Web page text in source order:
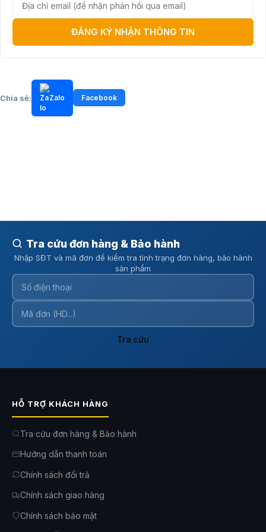
ĐĂNG KÝ NHẬN THÔNG TIN
Chia sẻ: Zalo Facebook
động sâu
Xung điện EMS trên
có tần số 1000Hz, tăng khả
năng thâm nhập sâu vào các lớp cơ dưới da. Tác dụng của xung điện EMS mô
phỏng tín hiệu hoạt động của hệ thần kinh trung ương, kích thích co bóp cơ bắp
nhịp nhàng, giúp giảm đau mỏi, căng cứng nhanh chóng.
06 chế độ cùng 16 cấp độ xung cá nhân hóa trải nghiệm sử
dụng
Sóng xung điện trênmáy massage
xác các kỹ thuật xoa bóp bằng tay người chuyên nghiệp. Người dùng có thể lựa
chọn sử dụng theo 6 chế độ khác nhau đáp ứng các nhu cầu như sau: săn chắc cơ,
rèn luyện cơ, vỗ nhẹ, xoa bóp, nhào nặn và thư giãn.
Tại mỗi chế độ, người dùng có thể lựa chọn các cấp độ massage khác nhau, tùy
Tra cứu đơn hàng & Bảo hành
Nhập SĐT và mã đơn để kiểm tra tình trạng đơn hàng, bảo hành
sản phẩm
Tra cứu
HỖ TRỢ KHÁCH HÀNG
Tra cứu đơn hàng & Bảo hành
Hướng dẫn thanh toán
Chính sách đổi trả
Chính sách giao hàng
Chính sách bảo mật